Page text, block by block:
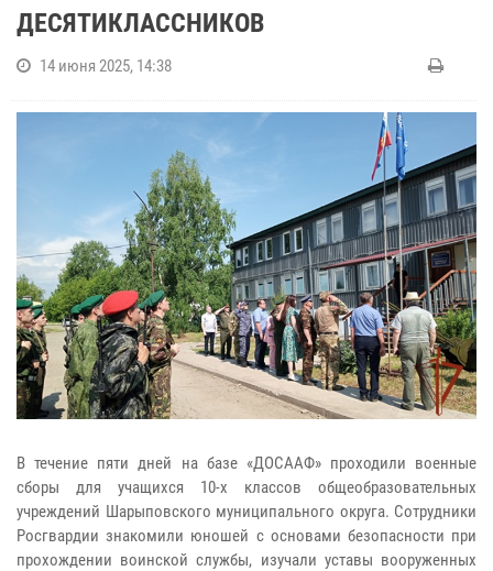
ДЕСЯТИКЛАССНИКОВ
14 июня 2025, 14:38
В течение пяти дней на базе «ДОСААФ» проходили военные
сборы для учащихся 10-х классов общеобразовательных
учреждений Шарыповского муниципального округа. Сотрудники
Росгвардии знакомили юношей с основами безопасности при
прохождении воинской службы, изучали уставы вооруженных